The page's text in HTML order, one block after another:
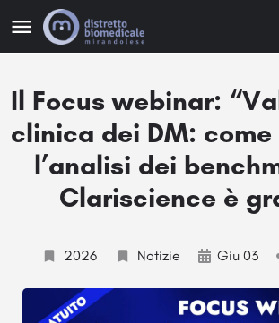
Il Focus webinar:
clinica dei DM:
l’analisi dei
Clariscience è
2026 Notizie Giu 03